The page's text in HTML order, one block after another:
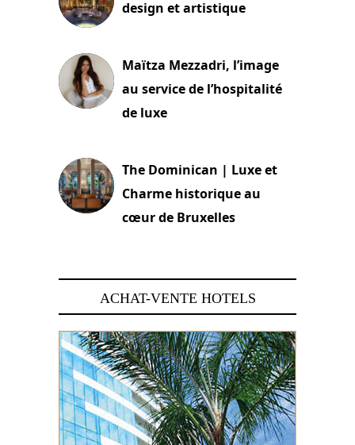
design et artistique
Maïtza Mezzadri, l’image
au service de l’hospitalité
de luxe
The Dominican | Luxe et
Charme historique au
cœur de Bruxelles
ACHAT-VENTE HOTELS